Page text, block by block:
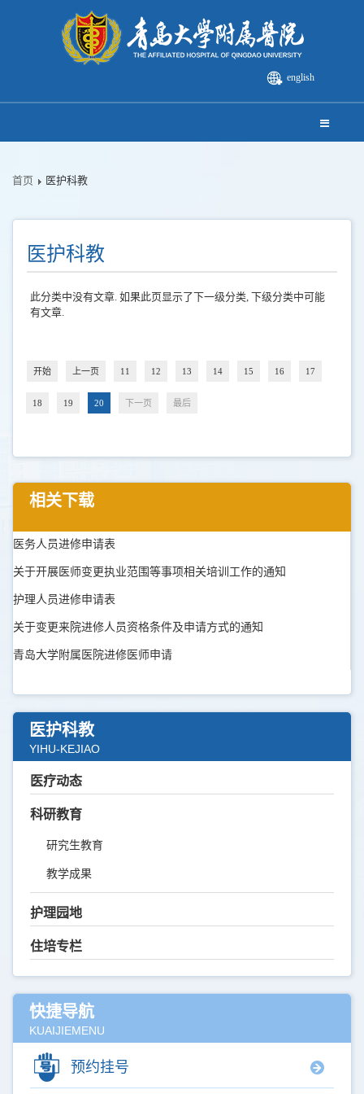
english
首页 医护科教
医护科教
此分类中没有文章. 如果此页显示了下一级分类, 下级分类中可能
有文章.
开始 上一页 11 12 13 14 15 16 17
18 19 20 下一页 最后
相关下载
医务人员进修申请表
关于开展医师变更执业范围等事项相关培训工作的通知
护理人员进修申请表
关于变更来院进修人员资格条件及申请方式的通知
青岛大学附属医院进修医师申请
医护科教
YIHU-KEJIAO
医疗动态
科研教育
研究生教育
教学成果
护理园地
住培专栏
快捷导航
KUAIJIEMENU
预约挂号